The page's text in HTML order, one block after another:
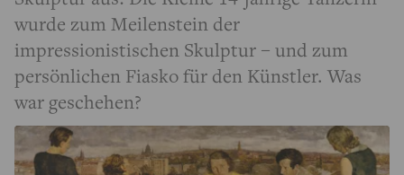
wurde zum Meilenstein der
impressionistischen Skulptur – und zum
persönlichen Fiasko für den Künstler. Was
war geschehen?